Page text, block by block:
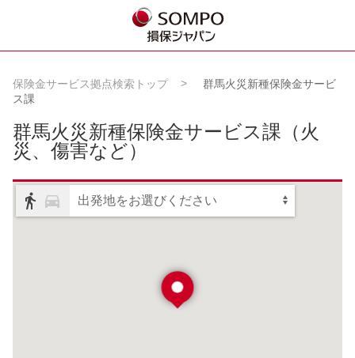
保険金サービス拠点検索トップ
群馬火災新種保険金サービ
ス課
群馬火災新種保険金サービス課 （火
災、傷害など）
出発地をお選びください